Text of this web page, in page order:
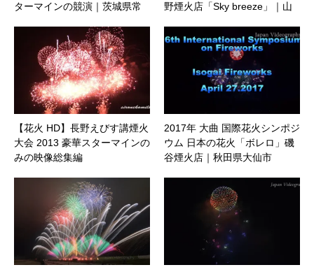
ターマインの競演｜茨城県常
野煙火店「Sky breeze」｜山
【花火 HD】長野えびす講煙火
大会 2013 豪華スターマインの
みの映像総集編
2017年 大曲 国際花火シンポジ
ウム 日本の花火「ボレロ」磯
谷煙火店｜秋田県大仙市